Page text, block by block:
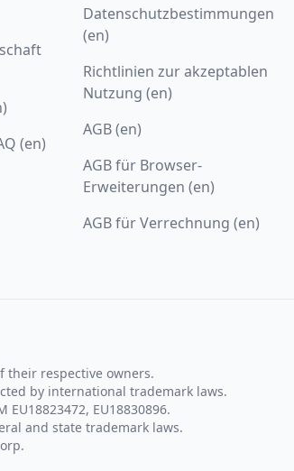
(en)
Datenschutzbestimmungen
(en)
Richtlinien zur akzeptablen
Nutzung (en)
AGB (en)
AGB für Browser-
Erweiterungen (en)
AGB für Verrechnung (en)
their respective owners.
by international trademark laws.
EU18823472, EU18830896.
and state trademark laws.